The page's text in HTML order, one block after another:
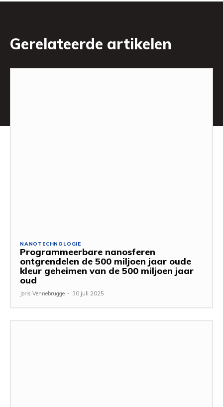
Gerelateerde artikelen
NANOTECHNOLOGIE
Programmeerbare nanosferen
ontgrendelen de 500 miljoen jaar oude
kleur geheimen van de 500 miljoen jaar
oud
Joris Vennebrugge - 30 juli 2025